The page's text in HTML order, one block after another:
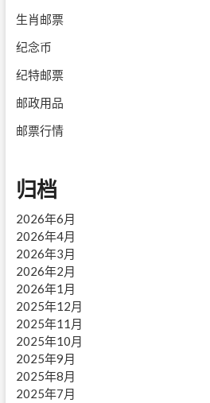
生肖邮票
纪念币
纪特邮票
邮政用品
邮票行情
归档
2026年6月
2026年4月
2026年3月
2026年2月
2026年1月
2025年12月
2025年11月
2025年10月
2025年9月
2025年8月
2025年7月